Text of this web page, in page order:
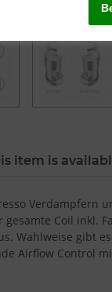
item is
Coil inkl.
Wahlweise
Airflow Control